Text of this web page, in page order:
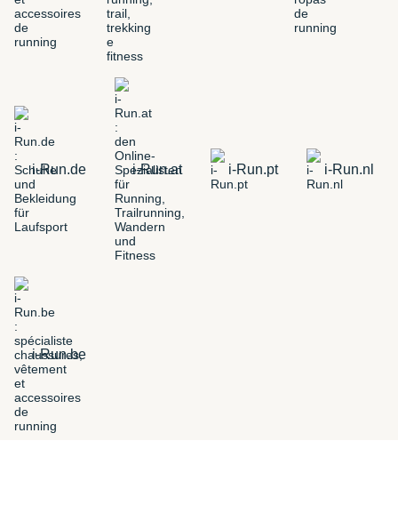
i-Run.de i-Run.at i-Run.pt i-Run.nl
i-Run.be